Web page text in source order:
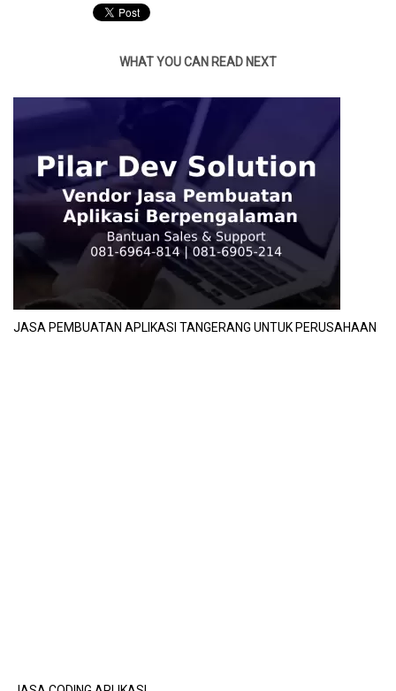
WHAT YOU CAN READ NEXT
JASA PEMBUATAN APLIKASI TANGERANG UNTUK PERUSAHAAN